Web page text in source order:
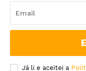
Já li e aceitei a